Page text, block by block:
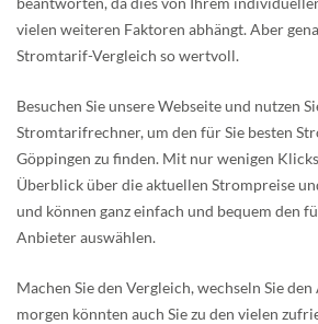
vielen weiteren Faktoren abhängt. Aber
Stromtarif-Vergleich so wertvoll.
Besuchen Sie unsere Webseite und nutzen
Stromtarifrechner, um den für Sie besten
Göppingen zu finden. Mit nur wenigen
Überblick über die aktuellen Strompreise
und können ganz einfach und bequem den
Anbieter auswählen.
Machen Sie den Vergleich, wechseln Sie
morgen könnten auch Sie zu den vielen